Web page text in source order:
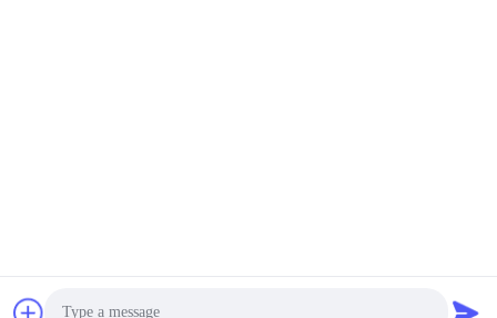
2026 turbo-spareparts.com すべての権利は保護されていま